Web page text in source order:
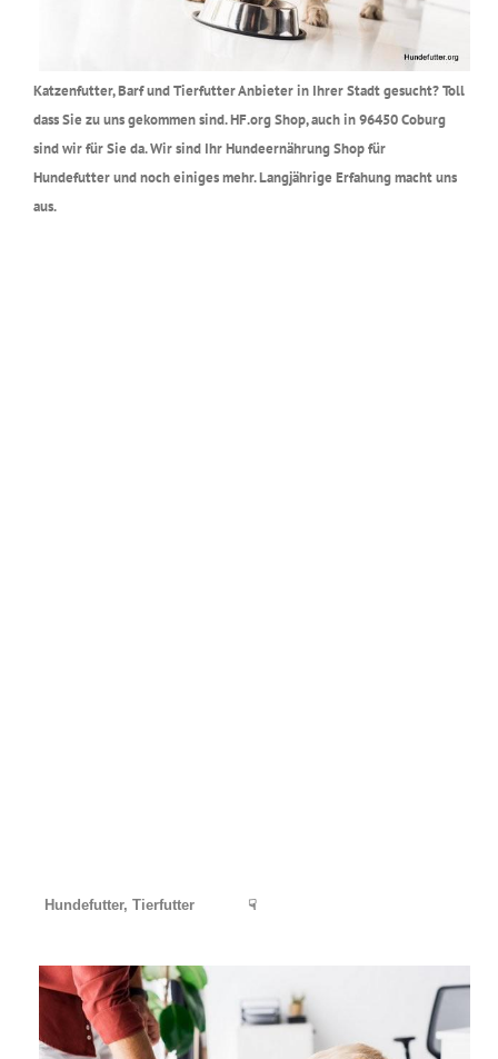
Katzenfutter, Barf und Tierfutter Anbieter in Ihrer Stadt gesucht? Toll
dass Sie zu uns gekommen sind. HF.org Shop, auch in 96450 Coburg
sind wir für Sie da. Wir sind Ihr Hundeernährung Shop für
Hundefutter und noch einiges mehr. Langjährige Erfahung macht uns
aus.
Hundefutter, Tierfutter ☟